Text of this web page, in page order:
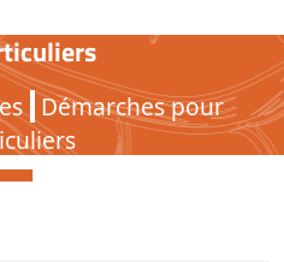
Démarches pour
Particuliers